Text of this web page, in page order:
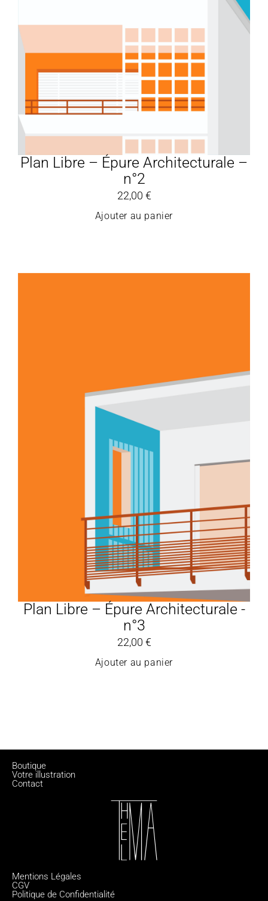
Plan Libre – Épure Architecturale –
n°2
22,00 €
Ajouter au panier
Plan Libre – Épure Architecturale -
n°3
22,00 €
Ajouter au panier
Boutique
Votre illustration
Contact
Mentions Légales
CGV
Politique de Confidentialité